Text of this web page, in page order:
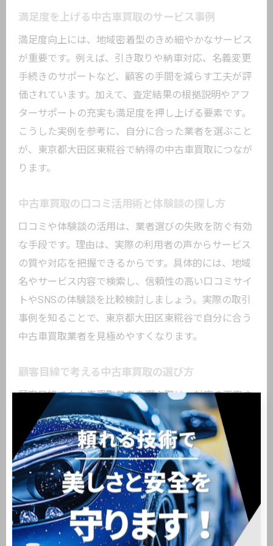
満足度を上げる中古車買取のサービス事例
満足度向上には、地域密着型のきめ細やかなサービス
が重要です。例えば、引き取りや納車対応、名義変更
手続きのサポートなど、顧客の手間を減らす工夫が評
価されています。加えて、査定結果の根拠説明やアフ
ターサポートの充実も満足度を押し上げる要素です。
こうした実例を参考に、自分に合った業者を選ぶこと
が、東京都大田区東糀谷で納得の中古車買取につなが
ります。
中古車買取の口コミ活用術と体験談の探し方
口コミや体験談の活用は、業者選びの失敗を防ぐ有効
な手段です。理由は、実際の利用者の声からサービス
の質や対応を把握できるからです。具体的には、地域
名やサービス内容で検索し、信頼性の高い口コミサイ
トやSNSの体験談を比較検討しましょう。実際の取引
事例を知ることで、東京都大田区東糀谷で自分に合う
中古車買取業者を見極めやすくなります。
顧客目線で考える中古車買取の選び方
顧客目線で中古車買取業者を選ぶ際は、対応の丁寧さ
や説明の分かりやすさを重視しましょう。その理由
は、納得感と安心感が取引満足度に直結するためで
す。例えば、査定内容や手続き方法を丁寧に説明し、
疑問点に迅速に答えてくれる業者は信頼できます。こ
のような視点で選ぶことが、東京都大田区東糀谷で後
悔のない中古車売却につながります。
中古車買取に役立つ交渉テクニックを紹介